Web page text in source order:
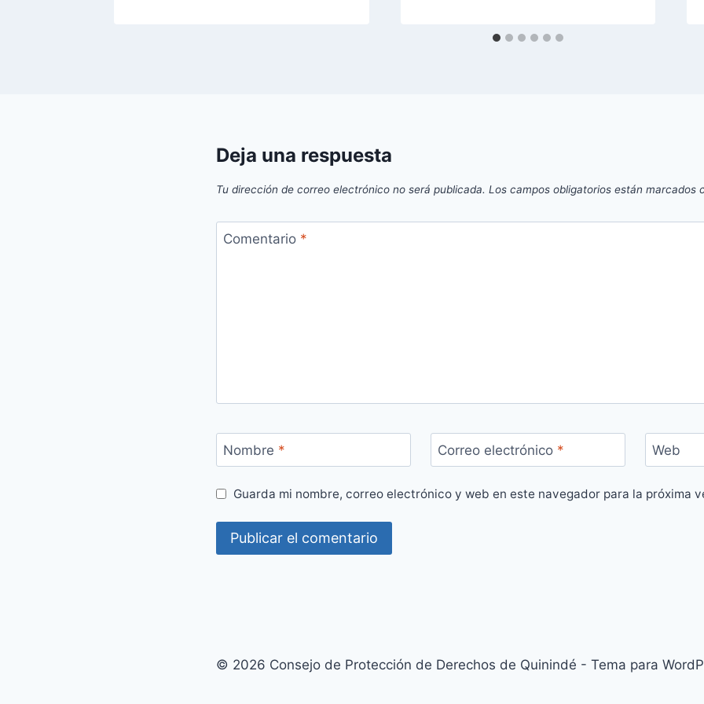
Deja una respuesta
Tu dirección de correo electrónico no será publicada. Los campos obligatorios están marcados
Comentario *
Nombre * Correo electrónico * Web
Guarda mi nombre, correo electrónico y web en este navegador para la próxima
© 2026 Consejo de Protección de Derechos de Quinindé - Tema para